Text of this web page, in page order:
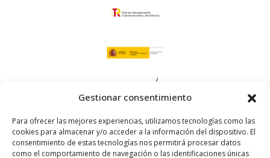
Gestionar consentimiento
Para ofrecer las mejores experiencias, utilizamos tecnologías como las
cookies para almacenar y/o acceder a la información del dispositivo. El
consentimiento de estas tecnologías nos permitirá procesar datos
como el comportamiento de navegación o las identificaciones únicas